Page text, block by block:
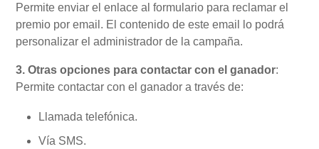
Permite enviar el enlace al formulario para reclamar el
premio por email. El contenido de este email lo podrá
personalizar el administrador de la campaña.
3. Otras opciones para contactar con el ganador:
Permite contactar con el ganador a través de:
Llamada telefónica.
Vía SMS.